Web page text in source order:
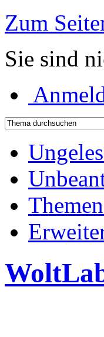
Zum
Sie sind